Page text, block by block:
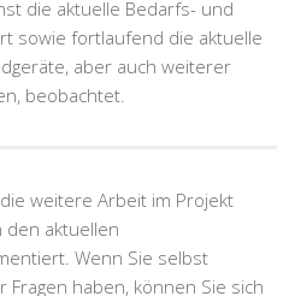
die aktuelle Bedarfs- und
sowie fortlaufend die aktuelle
aber auch weiterer
beobachtet.
weitere Arbeit im Projekt
den aktuellen
Wenn Sie selbst
haben, können Sie sich